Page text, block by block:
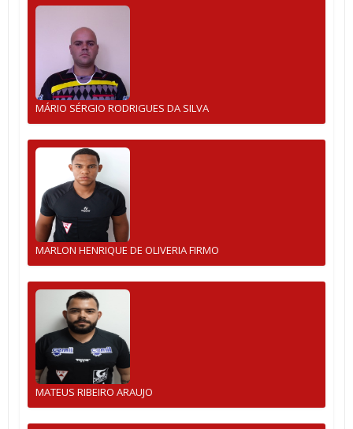
MÁRIO SÉRGIO RODRIGUES DA SILVA
MARLON HENRIQUE DE OLIVERIA FIRMO
MATEUS RIBEIRO ARAUJO